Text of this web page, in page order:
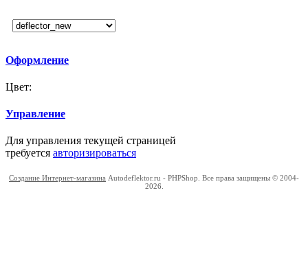
Оформление
Цвет:
Управление
Для управления текущей страницей
требуется авторизироваться
Создание Интернет-магазина Autodeflektor.ru - PHPShop. Все права защищены © 2004-
2026.